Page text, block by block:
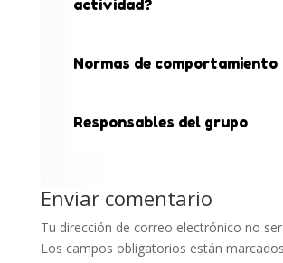
actividad?
Normas de comportamiento
Responsables del grupo
Enviar comentario
Tu dirección de correo electrónico no
Los campos obligatorios están